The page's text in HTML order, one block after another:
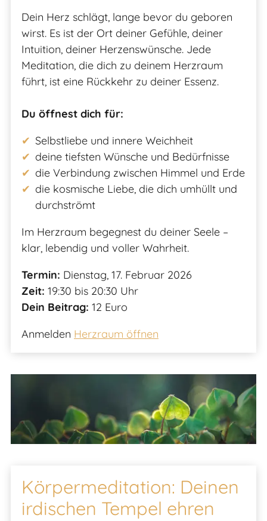
Dein Herz schlägt, lange bevor du geboren
wirst. Es ist der Ort deiner Gefühle, deiner
Intuition, deiner Herzenswünsche. Jede
Meditation, die dich zu deinem Herzraum
führt, ist eine Rückkehr zu deiner Essenz.
Du öffnest dich für:
Selbstliebe und innere Weichheit
deine tiefsten Wünsche und Bedürfnisse
die Verbindung zwischen Himmel und Erde
die kosmische Liebe, die dich umhüllt und
durchströmt
Im Herzraum begegnest du deiner Seele –
klar, lebendig und voller Wahrheit.
Termin: Dienstag, 17. Februar 2026
Zeit: 19:30 bis 20:30 Uhr
Dein Beitrag: 12 Euro
Anmelden Herzraum öffnen
Körpermeditation: Deinen
irdischen Tempel ehren